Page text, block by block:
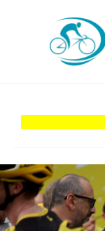
Tests de produits
Tendances
Tous nos articles